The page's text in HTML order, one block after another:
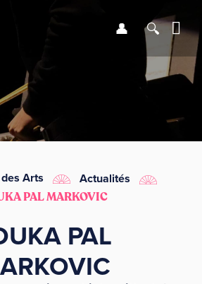
Se
Arts Actualités
PAL MARKOVIC
PAL